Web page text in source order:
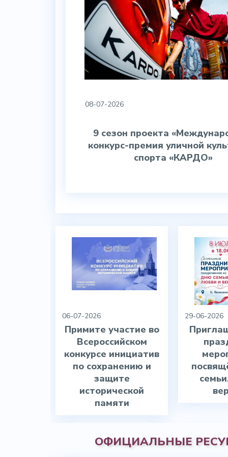
08-07-2026
9 сезон проекта
конкурс-премия уличной
спорта «КАРДО»
06-07-2026
Примите участие во
Всероссийском
конкурсе инициатив
по сохранению и
защите
исторической
памяти
29-06-2026
ОФИЦИАЛЬНЫЕ